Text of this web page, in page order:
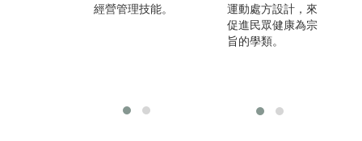
經營管理技能。
館經營等。故可知
出路廣泛，多也從
基層員工、幹部做
運動處方設計，來
促進民眾健康為宗
旨的學類。